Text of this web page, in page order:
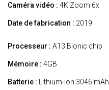
Caméra vidéo : 4K Zoom 6x
Date de fabrication : 2019
Processeur : A13 Bionic chip
Mémoire : 4GB
Batterie : Lithium-ion 3046 mAh